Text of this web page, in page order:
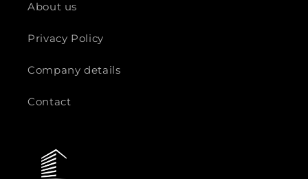
About us
Privacy Policy
Company details
Contact